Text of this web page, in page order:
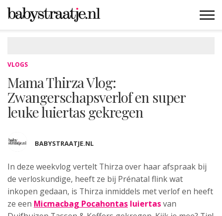
VLOGS
Mama Thirza Vlog:
Zwangerschapsverlof en super
leuke luiertas gekregen
BABYSTRAATJE.NL
In deze weekvlog vertelt Thirza over haar afspraak bij
de verloskundige, heeft ze bij Prénatal flink wat
inkopen gedaan, is Thirza inmiddels met verlof en heeft
ze een Micmacbag Pocahontas luiertasvan